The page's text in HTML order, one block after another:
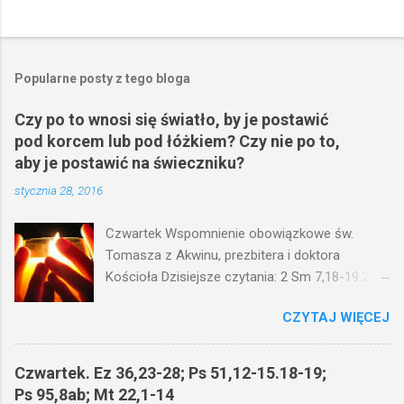
Popularne posty z tego bloga
Czy po to wnosi się światło, by je postawić
pod korcem lub pod łóżkiem? Czy nie po to,
aby je postawić na świeczniku?
stycznia 28, 2016
Czwartek Wspomnienie obowiązkowe św.
Tomasza z Akwinu, prezbitera i doktora
Kościoła Dzisiejsze czytania: 2 Sm 7,18-19.24-
(Mk 4,21-25) Jezus mówił ludowi: Czy po to
wnosi się światło, by je postawić pod korcem
na świeczniku? Nie ma bowiem nic ukrytego, co
CZYTAJ WIĘCEJ
Czwartek. Ez 36,23-28; Ps 51,12-15.18-19;
Ps 95,8ab; Mt 22,1-14